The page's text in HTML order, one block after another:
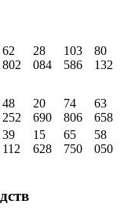
291
821
972
936
62
802
28
084
103
586
80
132
48
20
74
63
112